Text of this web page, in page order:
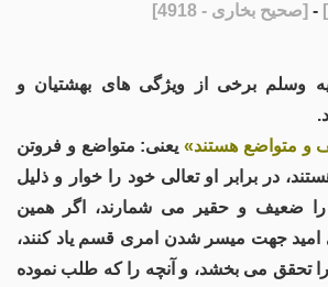
- [صحیح بخاری - 4918]
وسلم برخی از ویژگی های بهشتیان ​​و
و متواضع هستند»یعنی: متواضع و فروتن
در برابر او تعالی خود را خوار و ذلیل
را ضعیف و حقیر می شمارند، اگر همین
جهت میسر شدن امری قسم یاد کنند،
تحقق می بخشد، و آنچه را که طلب نموده